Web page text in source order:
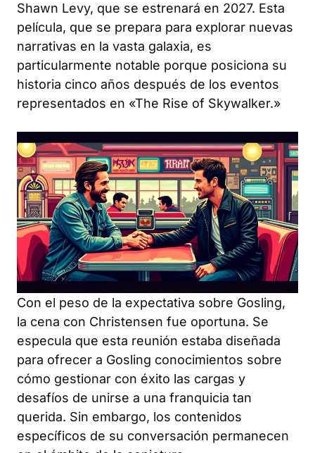
Shawn Levy, que se estrenará en 2027. Esta
película, que se prepara para explorar nuevas
narrativas en la vasta galaxia, es
particularmente notable porque posiciona su
historia cinco años después de los eventos
representados en «The Rise of Skywalker.»
Con el peso de la expectativa sobre Gosling,
la cena con Christensen fue oportuna. Se
especula que esta reunión estaba diseñada
para ofrecer a Gosling conocimientos sobre
cómo gestionar con éxito las cargas y
desafíos de unirse a una franquicia tan
querida. Sin embargo, los contenidos
específicos de su conversación permanecen